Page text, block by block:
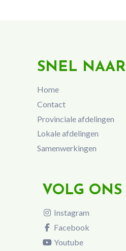
SNEL NAAR
Home
Contact
Provinciale afdelingen
Lokale afdelingen
Samenwerkingen
VOLG ONS
Instagram
Facebook
Youtube